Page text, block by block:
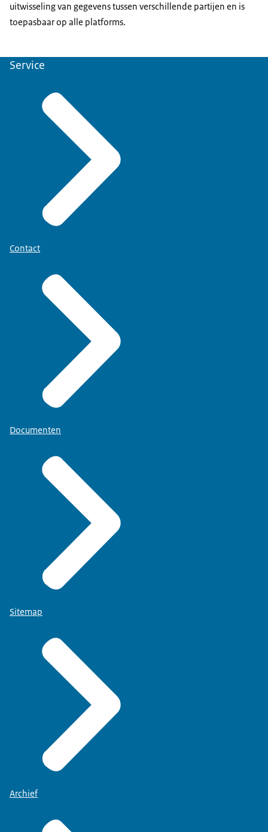
uitwisseling van gegevens tussen verschillende partijen en is
toepasbaar op alle platforms.
Service
Contact
Documenten
Sitemap
Archief